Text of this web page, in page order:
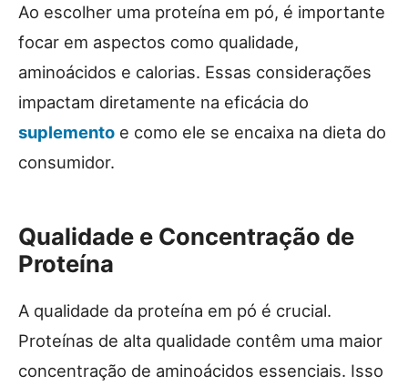
Ao escolher uma proteína em pó, é importante
focar em aspectos como qualidade,
aminoácidos e calorias. Essas considerações
impactam diretamente na eficácia do
suplemento e como ele se encaixa na dieta do
consumidor.
Qualidade e Concentração de
Proteína
A qualidade da proteína em pó é crucial.
Proteínas de alta qualidade contêm uma maior
concentração de aminoácidos essenciais. Isso